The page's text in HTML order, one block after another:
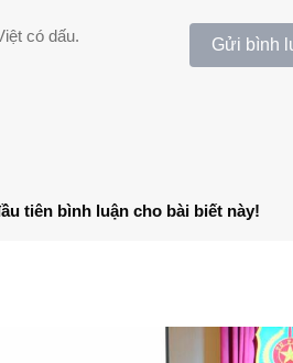
có dấu. Gửi bình
tiên bình luận cho bài biết này!